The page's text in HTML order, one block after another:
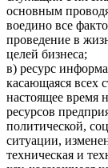
основным
воедино все
проведение в
целей бизнеса;
в) ресурс
касающаяся всех
настоящее время
ресурсов
политической,
ситуации,
техническая и